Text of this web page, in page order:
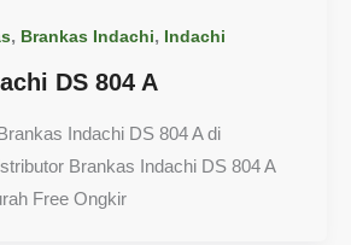
, Brankas Indachi, Indachi
DS 804 A
Indachi DS 804 A di
Brankas Indachi DS 804 A
Free Ongkir